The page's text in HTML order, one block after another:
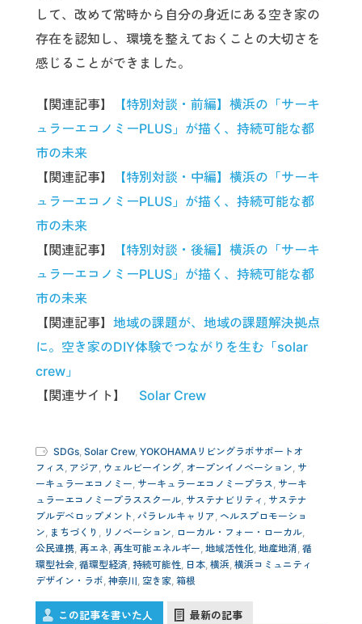
して、改めて常時から自分の身近にある空き家の
存在を認知し、環境を整えておくことの大切さを
感じることができました。
【関連記事】
【特別対談・前編】横浜の「サーキ
ュラーエコノミーPLUS」が描く、持続可能な都
市の未来
【関連記事】
【特別対談・中編】横浜の「サーキ
ュラーエコノミーPLUS」が描く、持続可能な都
市の未来
【関連記事】
【特別対談・後編】横浜の「サーキ
ュラーエコノミーPLUS」が描く、持続可能な都
市の未来
【関連記事】 地域の課題が、地域の課題解決拠点
に。空き家のDIY体験でつながりを生む「solar
crew」
【関連サイト】
Solar Crew
SDGs, Solar Crew, YOKOHAMAリビングラボサポートオ
フィス, アジア, ウェルビーイング, オープンイノベーション, サ
ーキュラーエコノミー, サーキュラーエコノミープラス, サーキ
ュラーエコノミープラススクール, サステナビリティ , サステナ
ブルデベロップメント , パラレルキャリア, ヘルスプロモーショ
ン, まちづくり , リノベーション, ローカル・フォー・ローカル,
公民連携, 再エネ, 再生可能エネルギー, 地域活性化, 地産地消, 循
環型社会, 循環型経済, 持続可能性, 日本, 横浜, 横浜コミュニティ
デザイン・ラボ, 神奈川, 空き家, 箱根
この記事を書いた人 最新の記事